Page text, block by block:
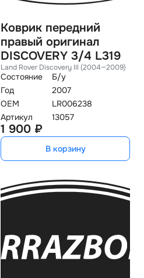
Коврик передний
правый оригинал
DISCOVERY 3/4 L319
Land Rover Discovery III (2004—2009)
Состояние
Б/у
Год
2007
OEM
LR006238
Артикул
13057
1 900 ₽
В корзину